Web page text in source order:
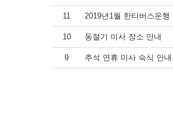
11 2019년1월 한티버스운행
10 동절기 미사 장소 안내
9 추석 연휴 미사 숙식 안내